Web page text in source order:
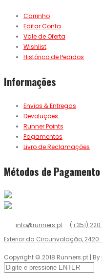
Carrinho
Editar Conta
Vale de Oferta
Wishlist
Histórico de Pedidos
Informações
Envios & Entregas
Devoluções
Runner Points
Pagamentos
Livro de Reclamações
Métodos de Pagamento
info@runners.pt (+351)
Exterior da Circunvalação, 2420.
Copyright © 2018 Runners.pt | By